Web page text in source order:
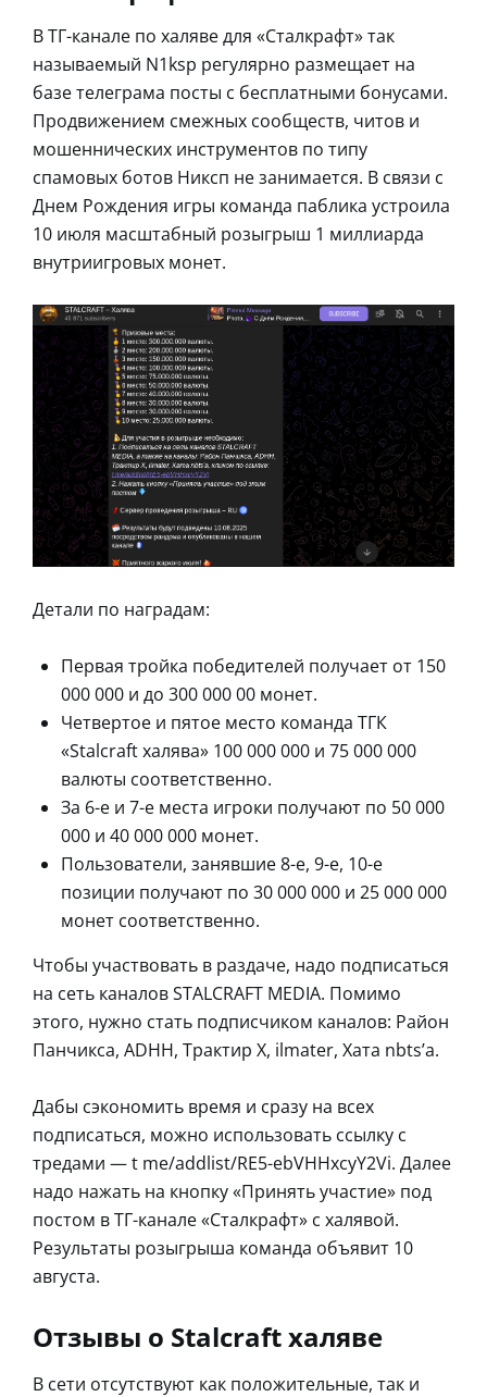
В ТГ-канале по халяве для «Сталкрафт» так
называемый N1ksp регулярно размещает на
базе телеграма посты с бесплатными бонусами.
Продвижением смежных сообществ, читов и
мошеннических инструментов по типу
спамовых ботов Никсп не занимается. В связи с
Днем Рождения игры команда паблика устроила
10 июля масштабный розыгрыш 1 миллиарда
внутриигровых монет.
Детали по наградам:
Первая тройка победителей получает от 150
000 000 и до 300 000 00 монет.
Четвертое и пятое место команда ТГК
«Stalcraft халява» 100 000 000 и 75 000 000
валюты соответственно.
За 6-е и 7-е места игроки получают по 50 000
000 и 40 000 000 монет.
Пользователи, занявшие 8-е, 9-е, 10-е
позиции получают по 30 000 000 и 25 000 000
монет соответственно.
Чтобы участвовать в раздаче, надо подписаться
на сеть каналов STALCRAFT MEDIA. Помимо
этого, нужно стать подписчиком каналов: Район
Панчикса, ADHH, Трактир X, ilmater, Хата nbts’a.
Дабы сэкономить время и сразу на всех
подписаться, можно использовать ссылку с
тредами — t me/addlist/RE5-ebVHHxcyY2Vi. Далее
надо нажать на кнопку «Принять участие» под
постом в ТГ-канале «Сталкрафт» с халявой.
Результаты розыгрыша команда объявит 10
августа.
Отзывы о Stalcraft халяве
В сети отсутствуют как положительные, так и